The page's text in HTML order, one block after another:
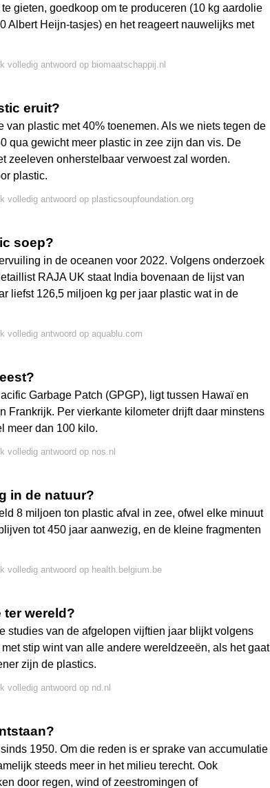
gieten, goedkoop om te produceren (10 kg aardolie
Albert Heijn-tasjes) en het reageert nauwelijks met
volledig antwoord op biomaatschappij.nl
eruit?
van plastic met 40% toenemen. Als we niets tegen de
qua gewicht meer plastic in zee zijn dan vis. De
zeeleven onherstelbaar verwoest zal worden.
plastic.
volledig antwoord op plasticsoupfoundation.org
soep?
in de oceanen voor 2022. Volgens onderzoek
RAJA UK staat India bovenaan de lijst van
liefst 126,5 miljoen kg per jaar plastic wat in de
volledig antwoord op aquablu.com
Garbage Patch (GPGP), ligt tussen Hawaï en
Frankrijk. Per vierkante kilometer drijft daar minstens
meer dan 100 kilo.
volledig antwoord op nos.nl
in de natuur?
8 miljoen ton plastic afval in zee, ofwel elke minuut
tot 450 jaar aanwezig, en de kleine fragmenten
volledig antwoord op health.belgium.be
ter wereld?
studies van de afgelopen vijftien jaar blijkt volgens
stip wint van alle andere wereldzeeën, als het gaat
zijn de plastics.
volledig antwoord op nd.nl
1950. Om die reden is er sprake van accumulatie
steeds meer in het milieu terecht. Ook
door regen, wind of zeestromingen of